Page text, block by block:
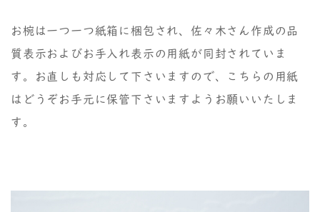
お椀は一つ一つ紙箱に梱包され、佐々木さん作成の品
質表示およびお手入れ表示の用紙が同封されていま
す。お直しも対応して下さいますので、こちらの用紙
はどうぞお手元に保管下さいますようお願いいたしま
す。